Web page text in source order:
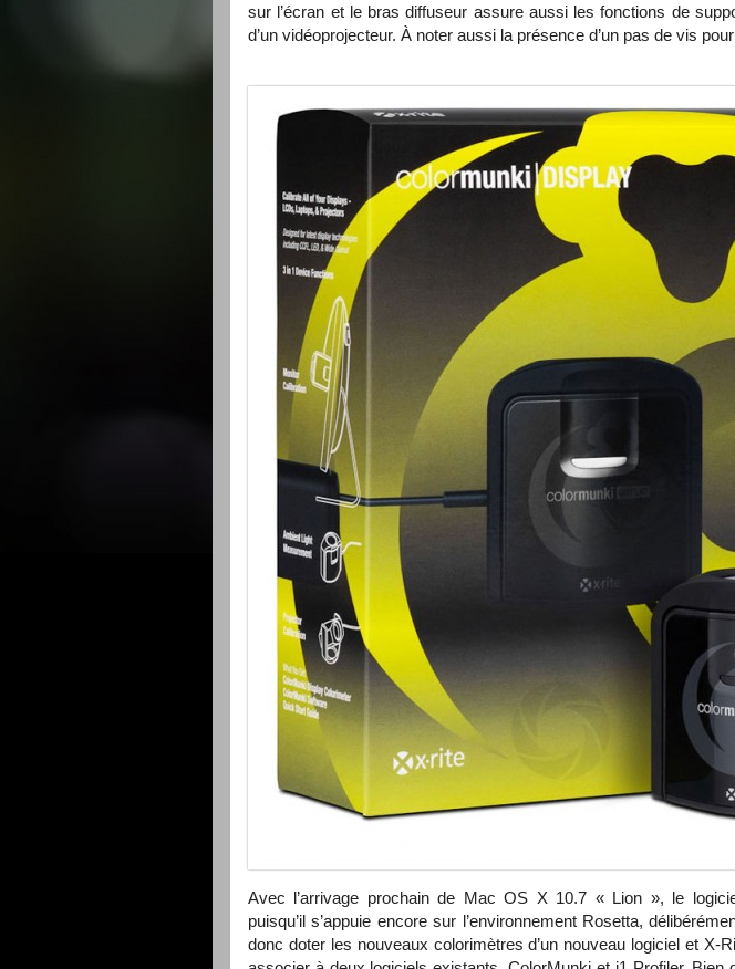
sur l’écran et le bras diffuseur assure aussi les fonctions de
d’un vidéoprojecteur. À noter aussi la présence d’un pas de vis
Avec l’arrivage prochain de Mac OS X 10.7 « Lion », le
puisqu’il s’appuie encore sur l’environnement Rosetta,
donc doter les nouveaux colorimètres d’un nouveau logiciel et X-